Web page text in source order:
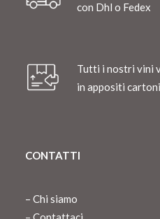
con Dhl o Fedex
Tutti i nostri vini
in appositi
CONTATTI
– Chi siamo